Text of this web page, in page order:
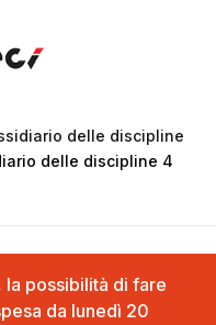
delle discipline
delle discipline 4
la possibilità di fare
da lunedì 20